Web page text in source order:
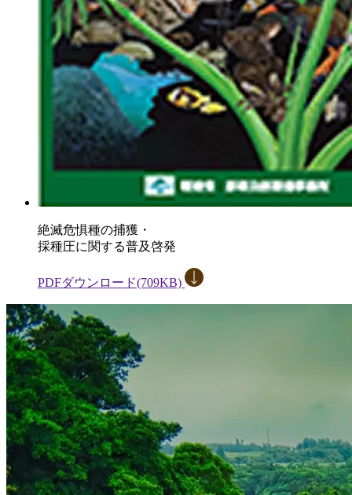
絶滅危惧種の捕獲・
採種圧に関する普及啓発
PDFダウンロード(709KB)